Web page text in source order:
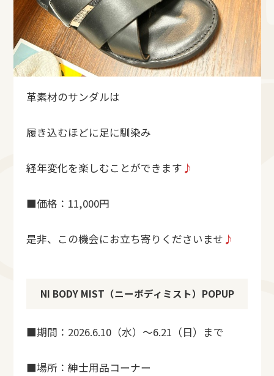
革素材のサンダルは
履き込むほどに足に馴染み
経年変化を楽しむことができます ♪
■価格：11,000円
是非、この機会にお立ち寄りくださいませ ♪
NI BODY MIST（ニーボディミスト）POPUP
■期間：2026.6.10（水）～6.21（日）まで
■場所：紳士用品コーナー